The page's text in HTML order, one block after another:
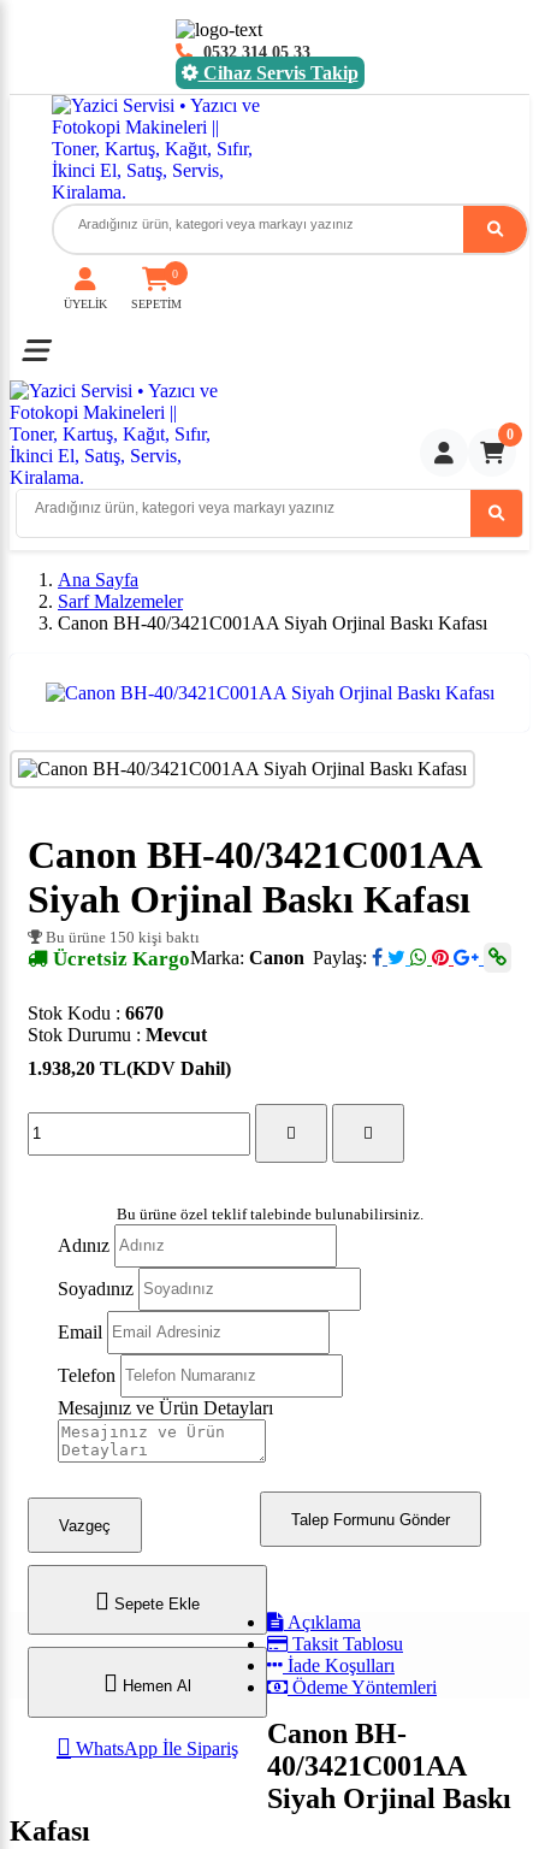
0532 314 05 33
Cihaz Servis Takip
ÜYELİK SEPETİM
0
Toggle mobile menu
0
Ana Sayfa
Sarf Malzemeler
Canon BH-40/3421C001AA Siyah Orjinal Baskı Kafası
Canon BH-40/3421C001AA
Siyah Orjinal Baskı Kafası
Bu ürüne 150 kişi baktı
Ücretsiz Kargo Paylaş:
Marka: Canon
Stok Kodu : 6670
Stok Durumu : Mevcut
1.938,20 TL(KDV Dahil)
Bu ürüne özel teklif talebinde bulunabilirsiniz.
Adınız
Soyadınız
Email
Telefon
Mesajınız ve Ürün Detayları
Talep Formunu Gönder
Vazgeç
Sepete Ekle
Hemen Al
WhatsApp İle Sipariş
Açıklama
Taksit Tablosu
İade Koşulları
Ödeme Yöntemleri
Canon BH-
40/3421C001AA
Siyah Orjinal Baskı
Kafası